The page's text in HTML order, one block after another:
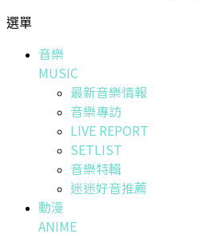
選單
音樂
MUSIC
最新音樂情報
音樂專訪
LIVE REPORT
SETLIST
音樂特輯
迷迷好音推薦
動漫
ANIME